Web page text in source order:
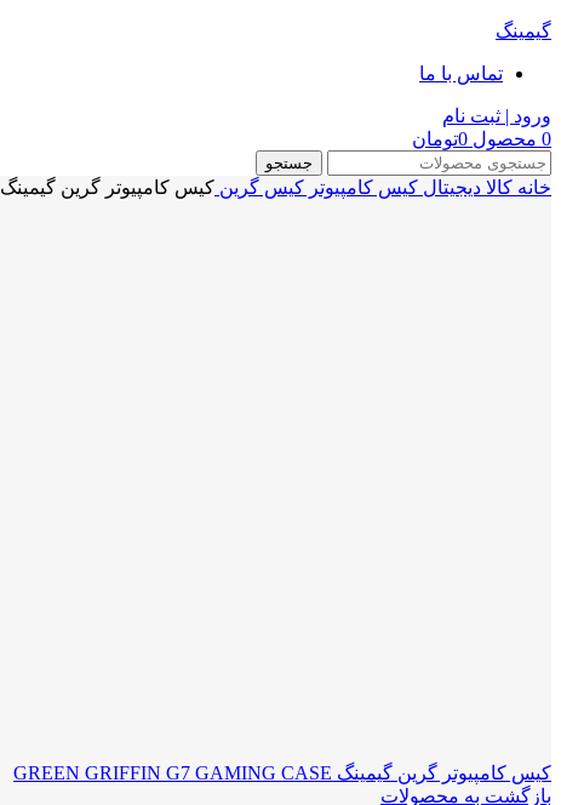
گیمینگ
تماس با ما
ورود | ثبت نام
0 محصول 0تومان
جستجو
خانه کالا دیجیتال کیس کامپیوتر کیس گرین کیس کامپیوتر گرین گیمینگ GREEN GRIFFIN G4 GAMING CASE
کیس کامپیوتر گرین گیمینگ GREEN GRIFFIN G7 GAMING CASE
بازگشت به محصولات